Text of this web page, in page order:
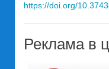
https://doi.org/
Реклама в